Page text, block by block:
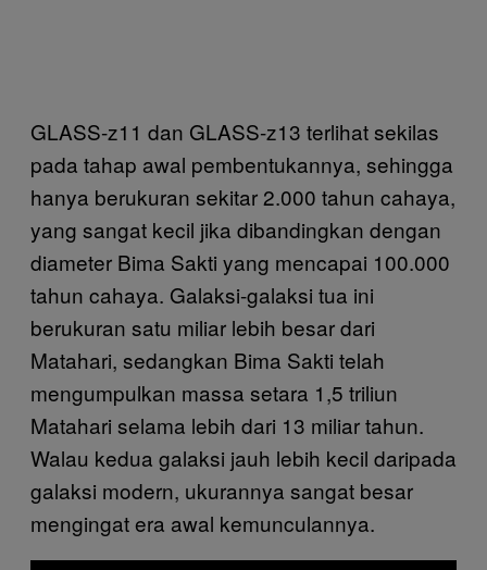
GLASS-z11 dan GLASS-z13 terlihat sekilas
pada tahap awal pembentukannya, sehingga
hanya berukuran sekitar 2.000 tahun cahaya,
yang sangat kecil jika dibandingkan dengan
diameter Bima Sakti yang mencapai 100.000
tahun cahaya. Galaksi-galaksi tua ini
berukuran satu miliar lebih besar dari
Matahari, sedangkan Bima Sakti telah
mengumpulkan massa setara 1,5 triliun
Matahari selama lebih dari 13 miliar tahun.
Walau kedua galaksi jauh lebih kecil daripada
galaksi modern, ukurannya sangat besar
mengingat era awal kemunculannya.